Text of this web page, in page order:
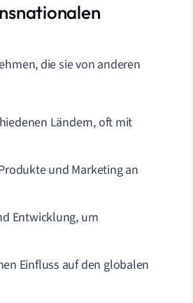
die sie von anderen
Ländern, oft mit
und Marketing an
Entwicklung, um
Einfluss auf den globalen